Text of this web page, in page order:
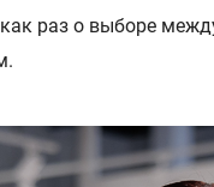
как раз о выборе